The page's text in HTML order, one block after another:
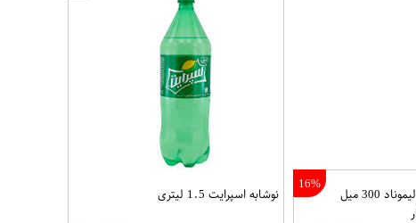
16%
نوشابه لیموناد 300 میل
نوشابه اسپرایت 1.5 لیتری